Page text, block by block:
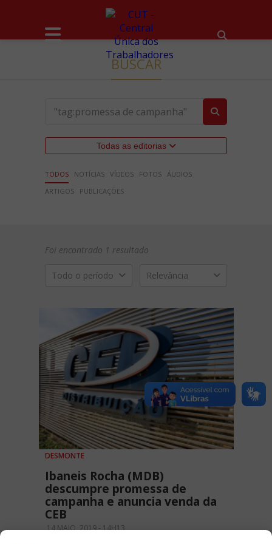
BUSCAR
Todas as editorias
TODOS NOTÍCIAS VÍDEOS FOTOS ÁUDIOS
ARTIGOS
PUBLICAÇÕES
Foi encontrado 1 resultado
Todo o período Relevância
DESMONTE
Ibaneis Rocha (MDB)
descumpre promessa de
campanha e anuncia venda da
CEB
14 MAIO, 2019 - 14H13